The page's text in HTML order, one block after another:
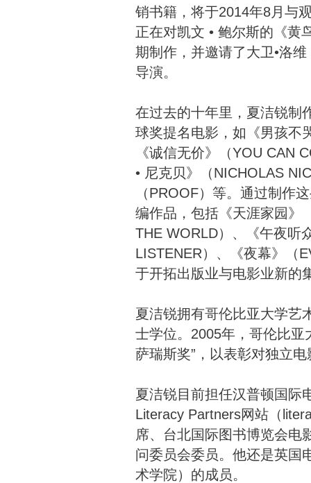
销书籍，将于2014年8月与
正在对凯文 • 鲍尔斯的《黄
期制作，并邀请了大卫•洛
导演。
在过去的十年里，夏洁锐制
球奖提名电影，如《男孩不
《诚信无价》（YOU CAN
• 尼克贝》（NICHOLAS
（PROOF）等。通过制作
编作品，包括《天涯家园》
THE WORLD）、《午夜听
LISTENER）、《夜幕》（
于开拓出版业与电影业新的
夏洁锐拥有哥伦比亚大学艺
士学位。2005年，哥伦比亚
萨瑞斯奖”，以表彰对独立
夏洁锐目前担任汉普顿国际
Literacy Partners网站（
席、台北国际图书博览会电
问委员会委员。他还是英国
术学院）的成员。